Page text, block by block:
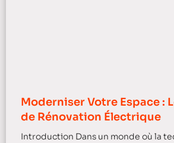
Moderniser Votre Espace :
de Rénovation Électrique
Introduction Dans un monde où la